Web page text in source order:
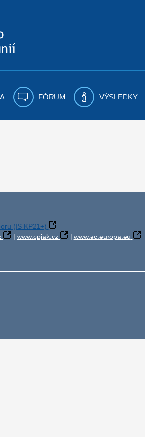
FÓRUM VÝSLEDKY
(IS KP21+)
| www.opjak.cz | www.ec.europa.eu